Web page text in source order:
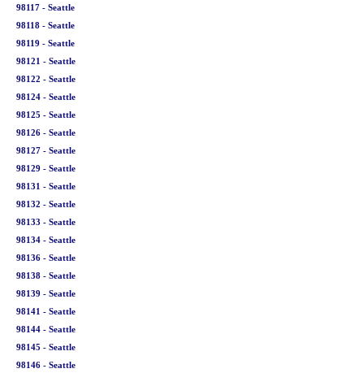
98117 - Seattle
98118 - Seattle
98119 - Seattle
98121 - Seattle
98122 - Seattle
98124 - Seattle
98125 - Seattle
98126 - Seattle
98127 - Seattle
98129 - Seattle
98131 - Seattle
98132 - Seattle
98133 - Seattle
98134 - Seattle
98136 - Seattle
98138 - Seattle
98139 - Seattle
98141 - Seattle
98144 - Seattle
98145 - Seattle
98146 - Seattle